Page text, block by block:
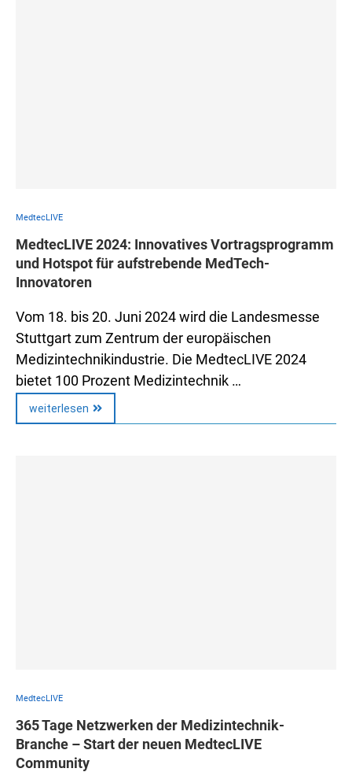
MedtecLIVE
MedtecLIVE 2024: Innovatives Vortragsprogramm
und Hotspot für aufstrebende MedTech-
Innovatoren
Vom 18. bis 20. Juni 2024 wird die Landesmesse
Stuttgart zum Zentrum der europäischen
Medizintechnikindustrie. Die MedtecLIVE 2024
bietet 100 Prozent Medizintechnik …
weiterlesen
MedtecLIVE
365 Tage Netzwerken der Medizintechnik-
Branche – Start der neuen MedtecLIVE
Community